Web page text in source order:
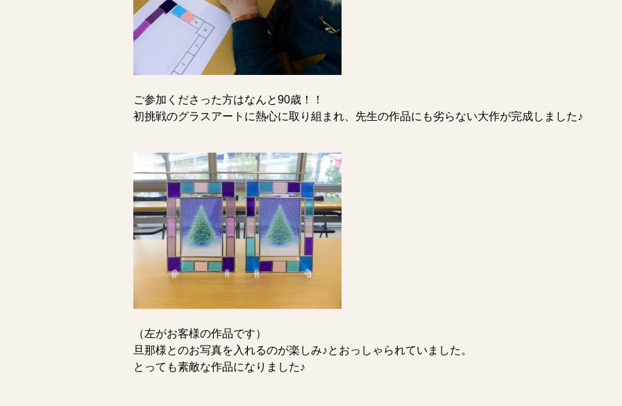
ご参加くださった方はなんと90歳！！
初挑戦のグラスアートに熱心に取り組まれ、先生の作品にも劣らない大作が完成しました♪
（左がお客様の作品です）
旦那様とのお写真を入れるのが楽しみ♪とおっしゃられていました。
とっても素敵な作品になりました♪